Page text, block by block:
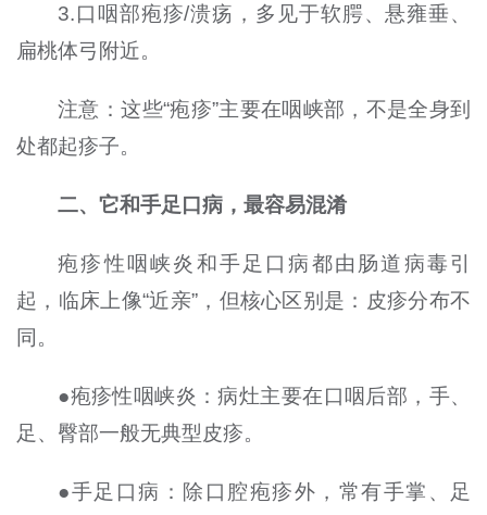
3.口咽部疱疹/溃疡，多见于软腭、悬雍垂、
扁桃体弓附近。
注意：这些“疱疹”主要在咽峡部，不是全身到
处都起疹子。
二、它和手足口病，最容易混淆
疱疹性咽峡炎和手足口病都由肠道病毒引
起，临床上像“近亲”，但核心区别是：皮疹分布不
同。
●疱疹性咽峡炎：病灶主要在口咽后部，手、
足、臀部一般无典型皮疹。
●手足口病：除口腔疱疹外，常有手掌、足